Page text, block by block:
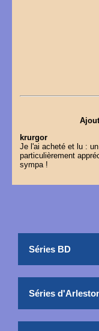
krurgor
Je l'ai acheté et lu :
particulièrement
sympa !
Séries BD
Séries